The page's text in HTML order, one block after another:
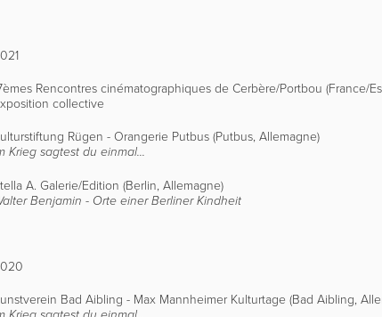
Rencontres cinématographiques de Cerbère/Portbou (France/
collective
Rügen - Orangerie Putbus (Putbus, Allemagne)
Krieg sagtest du einmal...
A. Galerie/Edition (Berlin, Allemagne)
Benjamin - Orte einer Berliner Kindheit
Bad Aibling - Max Mannheimer Kulturtage (Bad Aibling,